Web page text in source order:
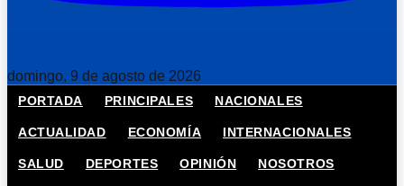
domingo, 9 de agosto de 2026
PORTADA PRINCIPALES NACIONALES
ACTUALIDAD ECONOMÍA INTERNACIONALES
SALUD DEPORTES OPINIÓN NOSOTROS